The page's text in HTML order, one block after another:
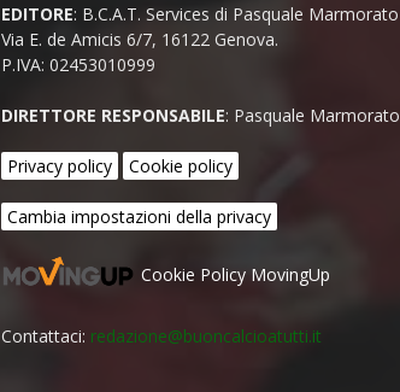
EDITORE: B.C.A.T. Services di Pasquale
Via E. de Amicis 6/7, 16122 Genova.
P.IVA: 02453010999
DIRETTORE RESPONSABILE: Pasquale Marmorato
Privacy policy Cookie policy
Cambia impostazioni della privacy
Cookie Policy MovingUp
Contattaci: redazione@buoncalcioatutti.it